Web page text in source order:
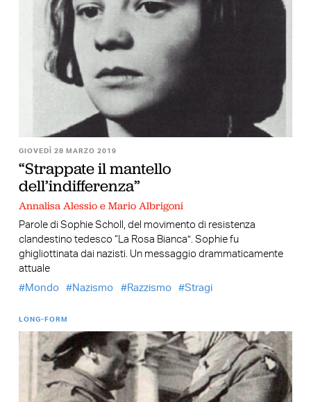
GIOVEDÌ 28 MARZO 2019
“Strappate il mantello
dell’indifferenza”
Annalisa Alessio e Mario Albrigoni
Parole di Sophie Scholl, del movimento di resistenza
clandestino tedesco “La Rosa Bianca”. Sophie fu
ghigliottinata dai nazisti. Un messaggio drammaticamente
attuale
Mondo
Nazismo Razzismo Stragi
LONG-FORM